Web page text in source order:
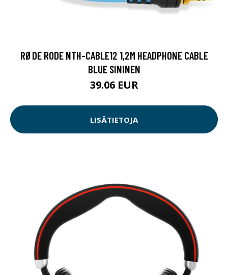
RØDE RODE NTH-CABLE12 1,2M HEADPHONE CABLE
BLUE SININEN
39.06 EUR
LISÄTIETOJA